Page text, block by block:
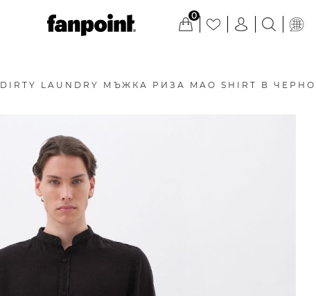
0
DIRTY LAUNDRY МЪЖКА РИЗА MAO SHIRT В ЧЕРНО